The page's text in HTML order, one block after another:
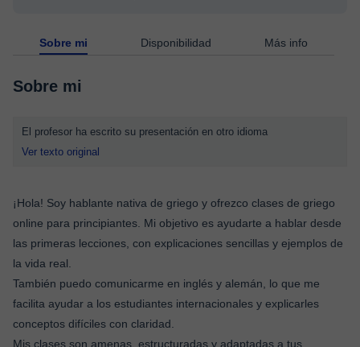
Sobre mi Disponibilidad Más info
Sobre mi
El profesor ha escrito su presentación en otro idioma
Ver texto original
¡Hola! Soy hablante nativa de griego y ofrezco clases de griego
online para principiantes. Mi objetivo es ayudarte a hablar desde
las primeras lecciones, con explicaciones sencillas y ejemplos de
la vida real.
También puedo comunicarme en inglés y alemán, lo que me
facilita ayudar a los estudiantes internacionales y explicarles
conceptos difíciles con claridad.
Mis clases son amenas, estructuradas y adaptadas a tus